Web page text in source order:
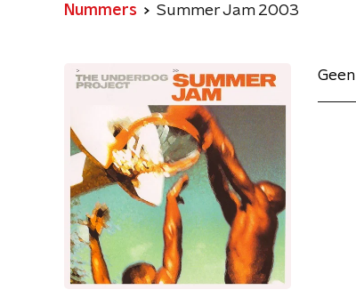
Nummers Summer Jam 2003